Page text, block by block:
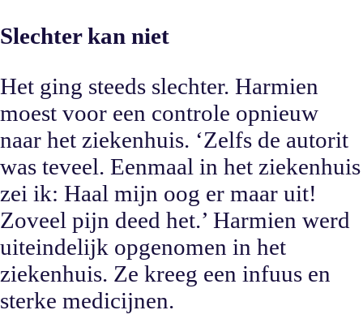
Slechter kan niet
Het ging steeds slechter. Harmien
moest voor een controle opnieuw
naar het ziekenhuis. ‘Zelfs de autorit
was teveel. Eenmaal in het ziekenhuis
zei ik: Haal mijn oog er maar uit!
Zoveel pijn deed het.’ Harmien werd
uiteindelijk opgenomen in het
ziekenhuis. Ze kreeg een infuus en
sterke medicijnen.